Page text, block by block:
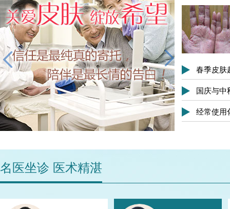
春季皮肤
国庆与中
经常使用
名医坐诊 医术精湛